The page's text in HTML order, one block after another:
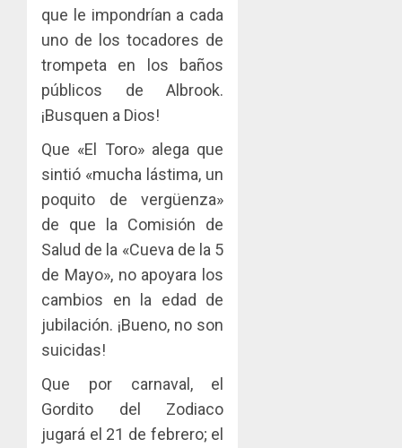
que le impondrían a cada
uno de los tocadores de
trompeta en los baños
públicos de Albrook.
¡Busquen a Dios!
Que «El Toro» alega que
sintió «mucha lástima, un
poquito de vergüenza»
de que la Comisión de
Salud de la «Cueva de la 5
de Mayo», no apoyara los
cambios en la edad de
jubilación. ¡Bueno, no son
suicidas!
Que por carnaval, el
Gordito del Zodiaco
jugará el 21 de febrero; el